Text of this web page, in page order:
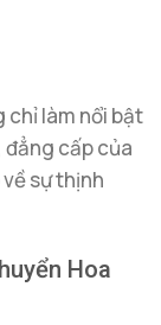
chỉ làm nổi bật
cấp của
sự thịnh
Hoa